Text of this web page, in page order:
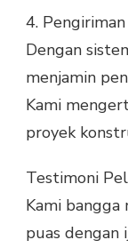
4.
Dengan
menjamin
Kami
proyek
Testimoni
Kami bangga
puas dengan